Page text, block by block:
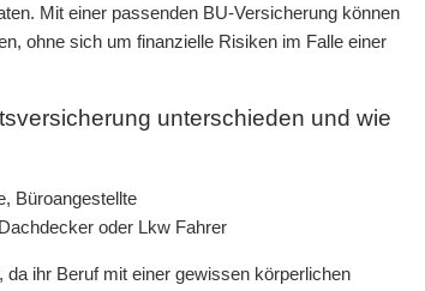
Mit einer passenden BU-Versicherung können
ohne sich um finanzielle Risiken im Falle einer
unterschieden und wie
Büroangestellte
oder Lkw Fahrer
ihr Beruf mit einer gewissen körperlichen